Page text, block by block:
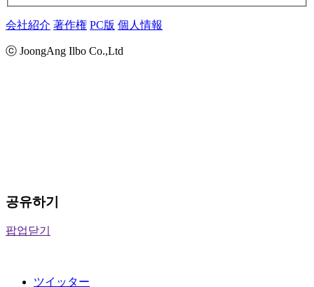
会社紹介 著作権 PC版 個人情報
ⓒ JoongAng Ilbo Co.,Ltd
공유하기
팝업닫기
ツイッター